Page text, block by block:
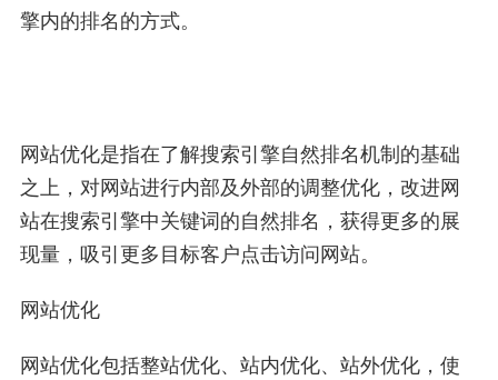
擎内的排名的方式。
网站优化是指在了解搜索引擎自然排名机制的基础
之上，对网站进行内部及外部的调整优化，改进网
站在搜索引擎中关键词的自然排名，获得更多的展
现量，吸引更多目标客户点击访问网站。
网站优化
网站优化包括整站优化、站内优化、站外优化，使